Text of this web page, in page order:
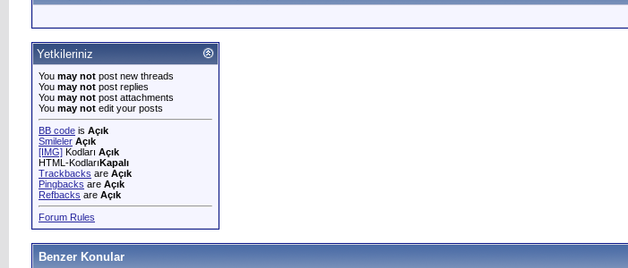
Yetkileriniz
You may not post new threads
You may not post replies
You may not post attachments
You may not edit your posts
BB code is Açık
Smileler Açık
[IMG] Kodları Açık
HTML-KodlarıKapalı
Trackbacks are Açık
Pingbacks are Açık
Refbacks are Açık
Forum Rules
Benzer Konular